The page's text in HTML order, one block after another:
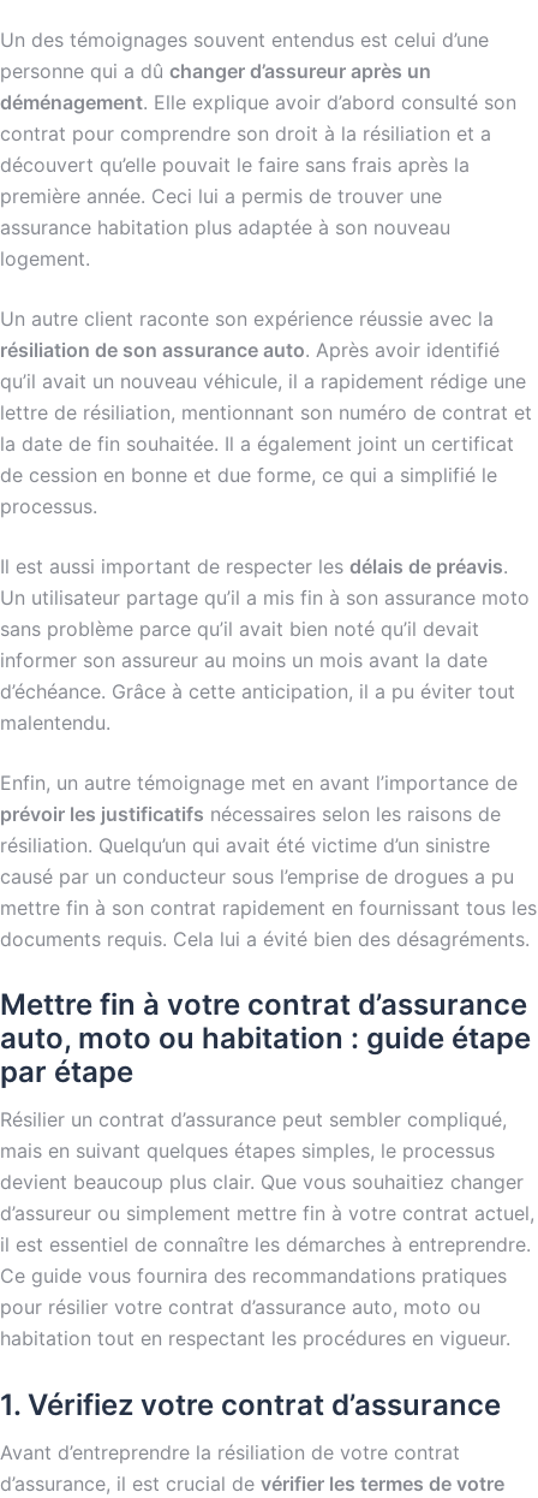
Un des témoignages souvent entendus est celui d’une
personne qui a dû changer d’assureur après un
déménagement. Elle explique avoir d’abord consulté son
contrat pour comprendre son droit à la résiliation et a
découvert qu’elle pouvait le faire sans frais après la
première année. Ceci lui a permis de trouver une
assurance habitation plus adaptée à son nouveau
logement.
Un autre client raconte son expérience réussie avec la
résiliation de son assurance auto. Après avoir identifié
qu’il avait un nouveau véhicule, il a rapidement rédige une
lettre de résiliation, mentionnant son numéro de contrat et
la date de fin souhaitée. Il a également joint un certificat
de cession en bonne et due forme, ce qui a simplifié le
processus.
Il est aussi important de respecter les délais de préavis.
Un utilisateur partage qu’il a mis fin à son assurance moto
sans problème parce qu’il avait bien noté qu’il devait
informer son assureur au moins un mois avant la date
d’échéance. Grâce à cette anticipation, il a pu éviter tout
malentendu.
Enfin, un autre témoignage met en avant l’importance de
prévoir les justificatifs nécessaires selon les raisons de
résiliation. Quelqu’un qui avait été victime d’un sinistre
causé par un conducteur sous l’emprise de drogues a pu
mettre fin à son contrat rapidement en fournissant tous les
documents requis. Cela lui a évité bien des désagréments.
Mettre fin à votre contrat d’assurance
auto, moto ou habitation : guide étape
par étape
Résilier un contrat d’assurance peut sembler compliqué,
mais en suivant quelques étapes simples, le processus
devient beaucoup plus clair. Que vous souhaitiez changer
d’assureur ou simplement mettre fin à votre contrat actuel,
il est essentiel de connaître les démarches à entreprendre.
Ce guide vous fournira des recommandations pratiques
pour résilier votre contrat d’assurance auto, moto ou
habitation tout en respectant les procédures en vigueur.
1. Vérifiez votre contrat d’assurance
Avant d’entreprendre la résiliation de votre contrat
d’assurance, il est crucial de vérifier les termes de votre